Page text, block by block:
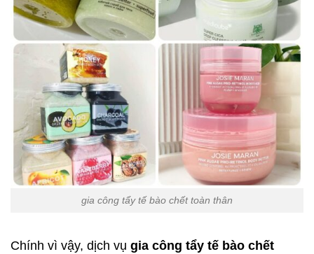
gia công tẩy tế bào chết toàn thân
Chính vì vậy, dịch vụ gia công tẩy tế bào chết